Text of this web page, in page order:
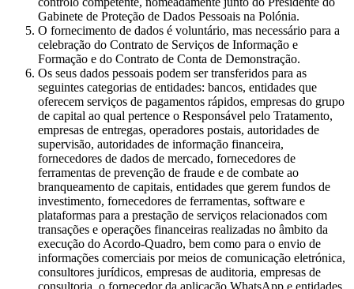
Gabinete de Proteção de Dados Pessoais na Polónia.
O fornecimento de dados é voluntário, mas necessário para a
celebração do Contrato de Serviços de Informação e
Formação e do Contrato de Conta de Demonstração.
Os seus dados pessoais podem ser transferidos para as
seguintes categorias de entidades: bancos, entidades que
oferecem serviços de pagamentos rápidos, empresas do grupo
de capital ao qual pertence o Responsável pelo Tratamento,
empresas de entregas, operadores postais, autoridades de
supervisão, autoridades de informação financeira,
fornecedores de dados de mercado, fornecedores de
ferramentas de prevenção de fraude e de combate ao
branqueamento de capitais, entidades que gerem fundos de
investimento, fornecedores de ferramentas, software e
plataformas para a prestação de serviços relacionados com
transações e operações financeiras realizadas no âmbito da
execução do Acordo-Quadro, bem como para o envio de
informações comerciais por meios de comunicação eletrónica,
consultores jurídicos, empresas de auditoria, empresas de
consultoria, o fornecedor da aplicação WhatsApp e entidades